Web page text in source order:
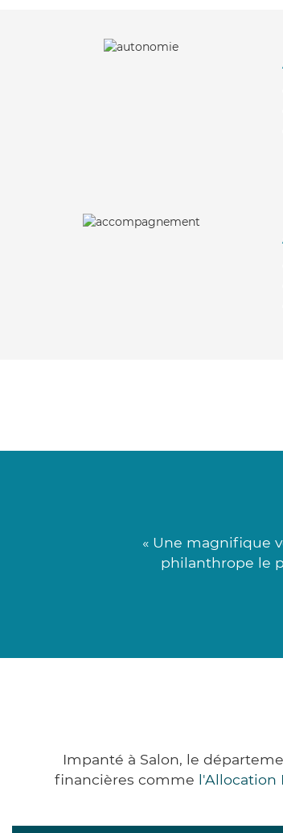
« Une magnifique
philanthrope le
Impanté à Salon, le
financières comme l'Allocation